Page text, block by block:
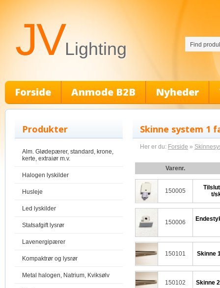
JVLighting
Forside Anmode B2B Nyheder
Produkter
Alm. Glødepærer, standard, krone,
kerte, extraiør m.v.
Halogen lyskilder
Husleje
Led lyskilder
Statsafgift lysrør
Lavenergipærer
Kompaktrør og lysrør
Metal halogen, Natrium, Kviksølv
Skinne system 1
Her er du: Forside »
Varenr.
150005
t/
150006
150101 Skinne
150102 Skinne